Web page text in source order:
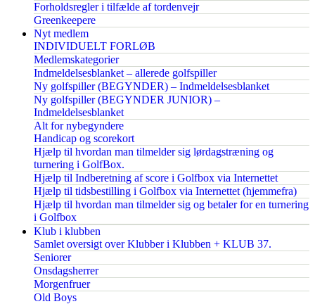
Forholdsregler i tilfælde af tordenvejr
Greenkeepere
Nyt medlem
INDIVIDUELT FORLØB
Medlemskategorier
Indmeldelsesblanket – allerede golfspiller
Ny golfspiller (BEGYNDER) – Indmeldelsesblanket
Ny golfspiller (BEGYNDER JUNIOR) –
Indmeldelsesblanket
Alt for nybegyndere
Handicap og scorekort
Hjælp til hvordan man tilmelder sig lørdagstræning og
turnering i GolfBox.
Hjælp til Indberetning af score i Golfbox via Internettet
Hjælp til tidsbestilling i Golfbox via Internettet (hjemmefra)
Hjælp til hvordan man tilmelder sig og betaler for en turnering
i Golfbox
Klub i klubben
Samlet oversigt over Klubber i Klubben + KLUB 37.
Seniorer
Onsdagsherrer
Morgenfruer
Old Boys